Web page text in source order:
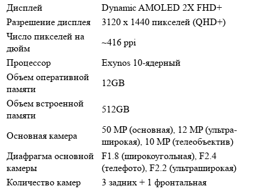
Дисплей
Dynamic AMOLED 2X FHD+
Разрешение дисплея
3120 x 1440 пикселей (QHD+)
Число пикселей на
дюйм
~416 ppi
Процессор
Exynos 10-ядерный
Объем оперативной
памяти
12GB
Объем встроенной
памяти
512GB
Основная камера
50 MP (основная), 12 MP (ультра-
широкая), 10 MP (телеобъектив)
Диафрагма основной
камеры
F1.8 (широкоугольная), F2.4
(телефото), F2.2 (ультраширокая)
Количество камер
3 задних + 1 фронтальная